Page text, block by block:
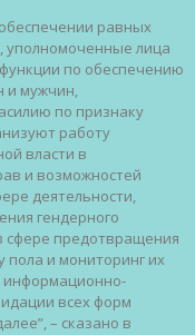
равных
уполномоченные лица
по обеспечению
и мужчин,
по признаку
работу
власти в
и возможностей
деятельности,
гендерного
сфере предотвращения
пола и мониторинг их
информационно-
всех форм
– сказано в